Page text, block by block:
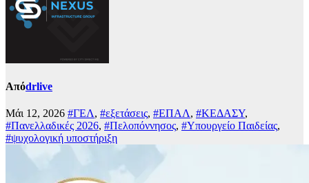
Απόdrlive
Μάι 12, 2026 #ΓΕΛ, #εξετάσεις, #ΕΠΑΛ, #ΚΕΔΑΣΥ,
#Πανελλαδικές 2026, #Πελοπόννησος, #Υπουργείο Παιδείας,
#ψυχολογική υποστήριξη